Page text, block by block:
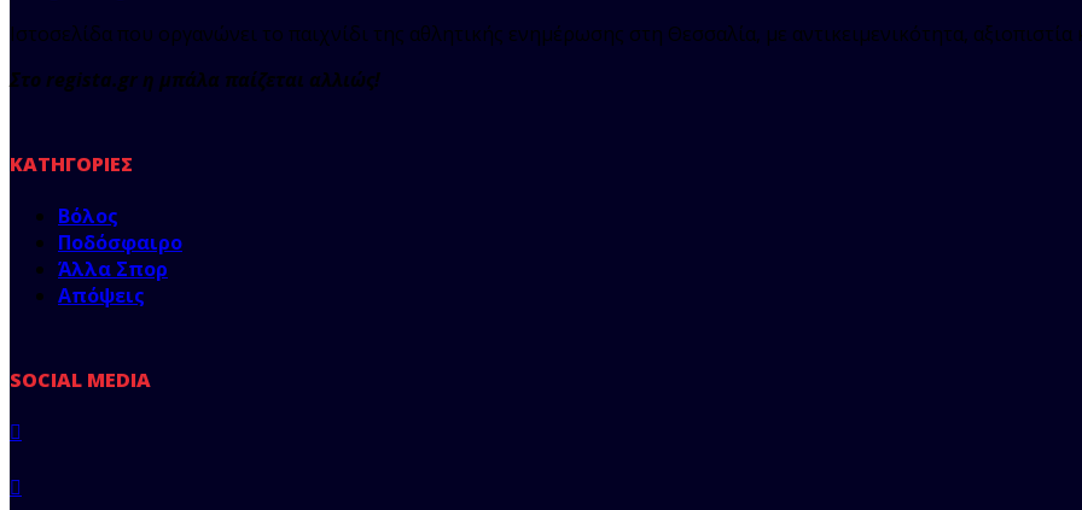
Ιστοσελίδα που οργανώνει το παιχνίδι της αθλητικής ενημέρωσης στη Θεσσαλία, με αντικειμενικότητα,
Στο regista.gr η μπάλα παίζεται αλλιώς!
ΚΑΤΗΓΟΡΊΕΣ
Βόλος
Ποδόσφαιρο
Άλλα Σπορ
Απόψεις
SOCIAL MEDIA